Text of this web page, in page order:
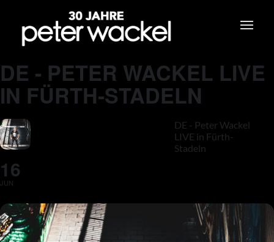
DE - PETER WACKEL LIVE
IN FÜRTH-STADELN
16
JUN
DE - Peter Wackel
LIVE in Fürth-
Stadeln